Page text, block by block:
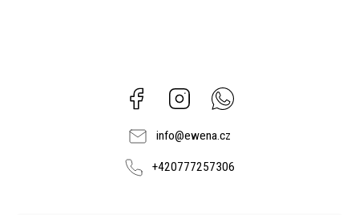
Facebook Instagram
info@ewena.cz
+420777257306